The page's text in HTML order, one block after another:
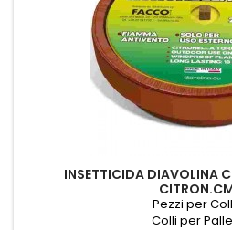
INSETTICIDA DIAVOLINA
Pezzi per
Colli per